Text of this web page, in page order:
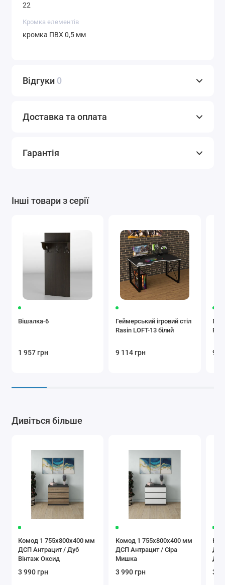
22
Кромка елементів
кромка ПВХ 0,5 мм
Відгуки 0
Доставка та оплата
Гарантія
Інші товари з серії
Вішалка-6
1 957 грн
Геймерський ігровий стіл
Rasin LOFT-13 білий
9 114 грн 9
Дивіться більше
Комод 1 755х800х400 мм
ДСП Антрацит / Дуб
Вінтаж Оксид
3 990 грн
Комод 1 755х800х400 мм
ДСП Антрацит / Сіра
Мишка
3 990 грн
Дуб
3